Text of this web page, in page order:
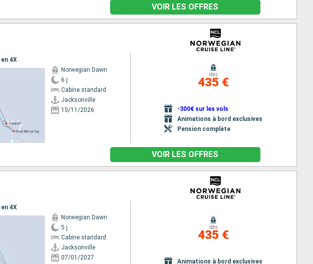
VOIR LES OFFRES
4X
Norwegian Dawn
6 j
Cabine standard
Jacksonville
15/11/2026
dès
435 €
-300€ sur les vols
Animations à bord exclusives
Pension complète
VOIR LES OFFRES
4X
Norwegian Dawn
5 j
Cabine standard
Jacksonville
07/01/2027
dès
435 €
Animations à bord exclusives